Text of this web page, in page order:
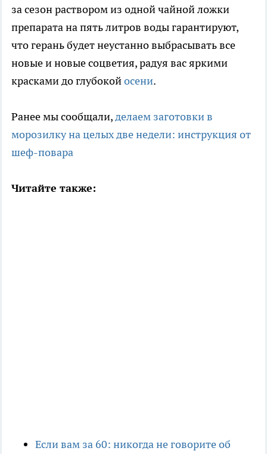
за сезон раствором из одной чайной ложки
препарата на пять литров воды гарантируют,
что герань будет неустанно выбрасывать все
новые и новые соцветия, радуя вас яркими
красками до глубокойосени.
Ранее мы сообщали,делаем заготовки в
морозилку на целых две недели: инструкция от
шеф-повара
Читайте также:
Если вам за 60: никогда не говорите об